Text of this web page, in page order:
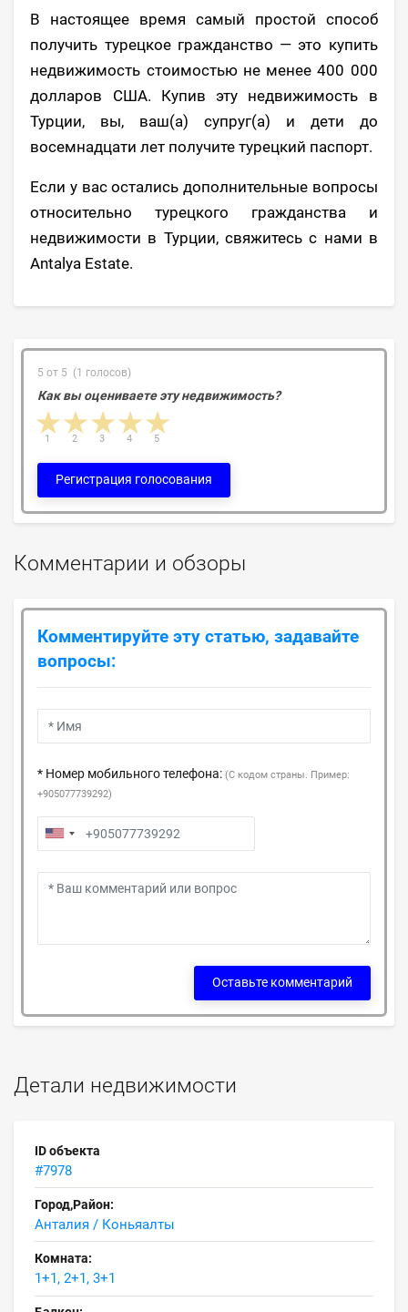
Детали недвижимости
ID объекта
#7978
Город,Район:
Анталия / Коньяалты
Комната:
1+1, 2+1, 3+1
В настоящее время самый простой способ
получить турецкое гражданство — это купить
недвижимость стоимостью не менее 400 000
долларов США. Купив эту недвижимость в
Турции, вы, ваш(а) супруг(а) и дети до
восемнадцати лет получите турецкий паспорт.
Если у вас остались дополнительные вопросы
относительно турецкого гражданства и
недвижимости в Турции, свяжитесь с нами в
Antalya Estate.
5 от 5 (1 голосов)
Как вы оцениваете эту недвижимость?
4 stars
3 stars
2 stars
1 star 5
4
3
2
1
Регистрация голосования
Комментарии и обзоры
Комментируйте эту статью, задавайте
вопросы:
* Номер мобильного телефона: (С кодом страны. Пример:
+905077739292)
Оставьте комментарий